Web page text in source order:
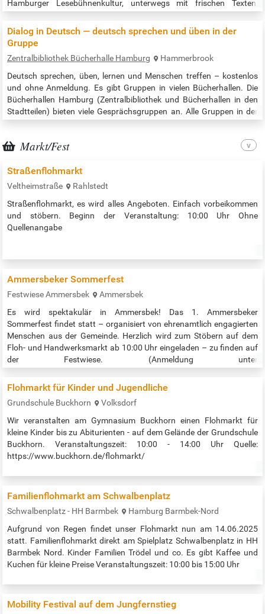
Hamburger Lesebühnenkultur, unterwegs mit frischen Texten,
Poetry Slam im Grindel, literarischer Trash im Mojo Club oder
Hackfleisch & Prosa –…
Dialog in Deutsch — deutsch sprechen und üben in der
Gruppe
Zentralbibliothek Bücherhalle Hamburg
Hammerbrook
Deutsch sprechen, üben, lernen und Menschen treffen – kostenlos
und ohne Anmeldung. Es gibt Gruppen in vielen Bücherhallen. Die
Bücherhallen Hamburg (Zentralbibliothek und Bücherhallen in den
Stadtteilen) bieten viele Gesprächsgruppen an. Alle Gruppen in der
deutsch.html Alle Gruppen in allen Bücherhallen nach Datum /…
Markt/Fest
Straßenflohmarkt
Veltheimstraße
Rahlstedt
Straßenflohmarkt, es wird alles Angeboten. Einfach vorbeikommen
und stöbern. Beginn der Veranstaltung: 10:00 Uhr Ohne
Quellenangabe
Ammersbeker Sommerfest
Festwiese Ammersbek
Ammersbek
Es wird spektakulär in Ammersbek! Das 1. Ammersbeker
Sommerfest findet statt – organisiert von ehrenamtlich engagierten
Menschen aus der Gemeinde. Herzlich wird zum Stöbern auf dem
Floh- und Handwerksmarkt ab 10:00 Uhr eingeladen – zu finden auf
der Festwiese. (Anmeldung unter
Parteienmeile säumt sich rund um die Pferdeschwemme und lässt
die Vielfalt von aktiven Vereinen, Firmen und Parteien in…
Flohmarkt für Kinder und Jugendliche
Grundschule Buckhorn
Volksdorf
Wir veranstalten am Gymnasium Buckhorn einen Flohmarkt für
kleine Kinder bis zu Abiturienten - auf dem Gelände der Grundschule
Buckhorn. Veranstaltungszeit: 10:00 - 14:00 Uhr Quelle:
https://www.buckhorn.de/flohmarkt/
Familienflohmarkt am Schwalbenplatz
Schwalbenplatz - HH Barmbek
Hamburg Barmbek-Nord
Aufgrund von Regen findet unser Flohmarkt nun am 14.06.2025
statt. Familienflohmarkt direkt am Spielplatz Schwalbenplatz in HH
Barmbek Nord. Kinder Familien Trödel und co. Es gibt Kaffee und
Kuchen für kleine Preise Veranstaltungszeit: 10:00 bis 15:00 Uhr
Mobility Festival auf dem Jungfernstieg